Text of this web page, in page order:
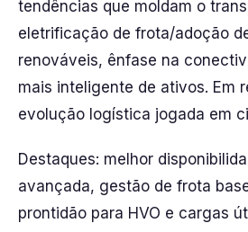
tendências que moldam o
eletrificação de frota/adoção
renováveis, ênfase na
mais inteligente de ativos. Em
evolução logística jogada em
Destaques: melhor
avançada, gestão de frota
prontidão para HVO e cargas